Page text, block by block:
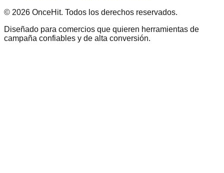
© 2026 OnceHit. Todos los derechos reservados.
Diseñado para comercios que quieren herramientas de
campaña confiables y de alta conversión.